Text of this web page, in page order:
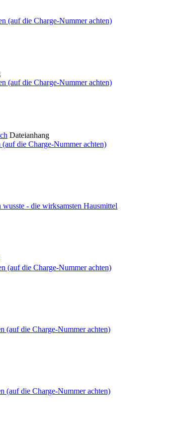
(auf die Charge-Nummer achten)
(auf die Charge-Nummer achten)
Dateianhang
die Charge-Nummer achten)
wusste - die wirksamsten Hausmittel
(auf die Charge-Nummer achten)
(auf die Charge-Nummer achten)
(auf die Charge-Nummer achten)